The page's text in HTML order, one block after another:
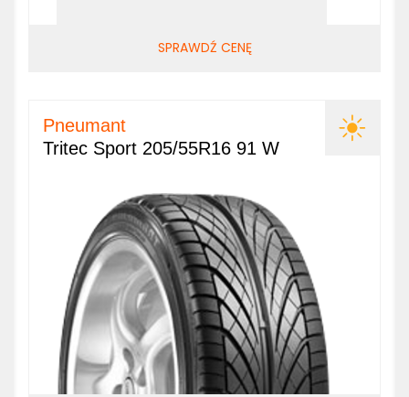
SPRAWDŹ CENĘ
Pneumant
Tritec Sport 205/55R16 91 W